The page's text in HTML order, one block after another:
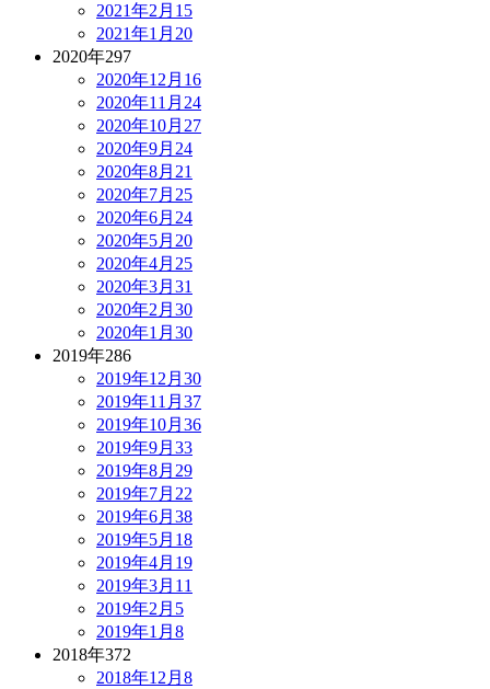
2021年2月 15
2021年1月 20
2020年297
2020年12月 16
2020年11月 24
2020年10月 27
2020年9月 24
2020年8月 21
2020年7月 25
2020年6月 24
2020年5月 20
2020年4月 25
2020年3月 31
2020年2月 30
2020年1月 30
2019年286
2019年12月 30
2019年11月 37
2019年10月 36
2019年9月 33
2019年8月 29
2019年7月 22
2019年6月 38
2019年5月 18
2019年4月 19
2019年3月 11
2019年2月 5
2019年1月 8
2018年372
2018年12月 8